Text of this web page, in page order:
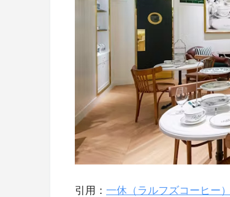
引用： 一休（ラルフズコーヒー）